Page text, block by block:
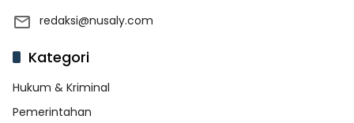
redaksi@nusaly.com
Kategori
Hukum & Kriminal
Pemerintahan